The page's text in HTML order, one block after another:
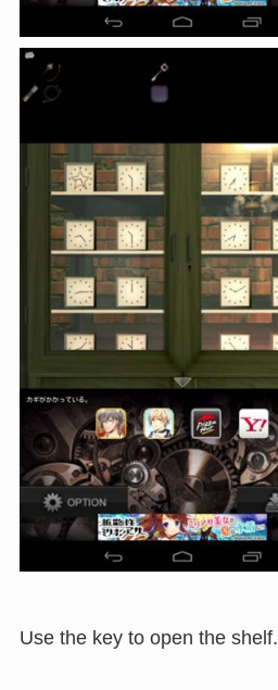
Use the key to open the shelf.